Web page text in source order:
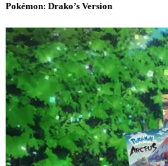
Pokémon: Drako’s Version